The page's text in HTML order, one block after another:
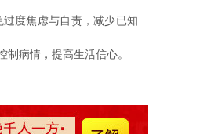
度焦虑与自责，减少已知
病情，提高生活信心。